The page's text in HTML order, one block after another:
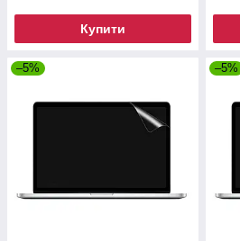
Купити
–5% –5%